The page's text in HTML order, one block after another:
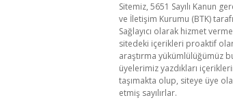
Sitemiz, 5651 Sayılı Kanun
ve İletişim Kurumu (BTK)
Sağlayıcı olarak hizmet
sitedeki içerikleri proaktif
araştırma yükümlülüğümüz
üyelerimiz yazdıkları
taşımakta olup, siteye üye
etmiş sayılırlar.